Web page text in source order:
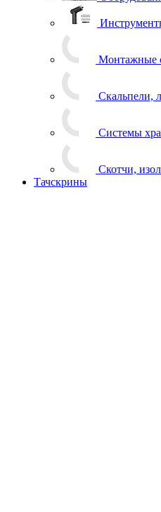
Скальпели,
Системы
Тачскрины